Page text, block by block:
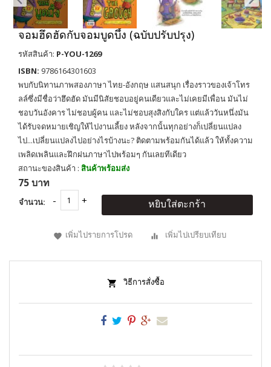
จอมฮึดฮัดกับจอมบูดบึ้ง (ฉบับปรับปรุง)
รหัสสินค้า: P-YOU-1269
ISBN: 9786164301603
พบกับนิทานภาพสองภาษา ไทย-อังกฤษ แสนสนุก เรื่องราวของเจ้าโทร
ลล์ซึ่งมีชื่อว่าฮึดฮัด มันมีนิสัยชอบอยู่คนเดียวและไม่เคยมีเพื่อน มันไม่
ชอบวันอังคาร ไม่ชอบผู้คน และไม่ชอบสุงสิงกับใคร แต่แล้ววันหนึ่งมัน
ได้รับจดหมายเชิญให้ไปงานเลี้ยง หลังจากนั้นทุกอย่างก็เปลี่ยนแปลง
ไป...เปลี่ยนแปลงไปอย่างไรบ้างนะ? ติดตามพร้อมกันได้แล้ว ให้ทั้งความ
เพลิดเพลินและฝึกฝนภาษาไปพร้อมๆ กันเลยทีเดียว
สถานะของสินค้า : สินค้าพร้อมส่ง
75 บาท
จำนวน: หยิบใส่ตะกร้า
เพิ่มไปรายการโปรด เพิ่มไปเปรียบเทียบ
วิธีการสั่งซื้อ